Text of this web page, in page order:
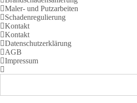
Maler- und Putzarbeiten
Schadenregulierung
Kontakt
Kontakt
Datenschutzerklärung
AGB
Impressum